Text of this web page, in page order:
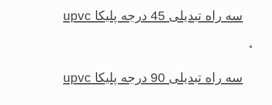
سه راه تبدیلی 45 درجه پلیکا upvc
سه راه تبدیلی 90 درجه پلیکا upvc